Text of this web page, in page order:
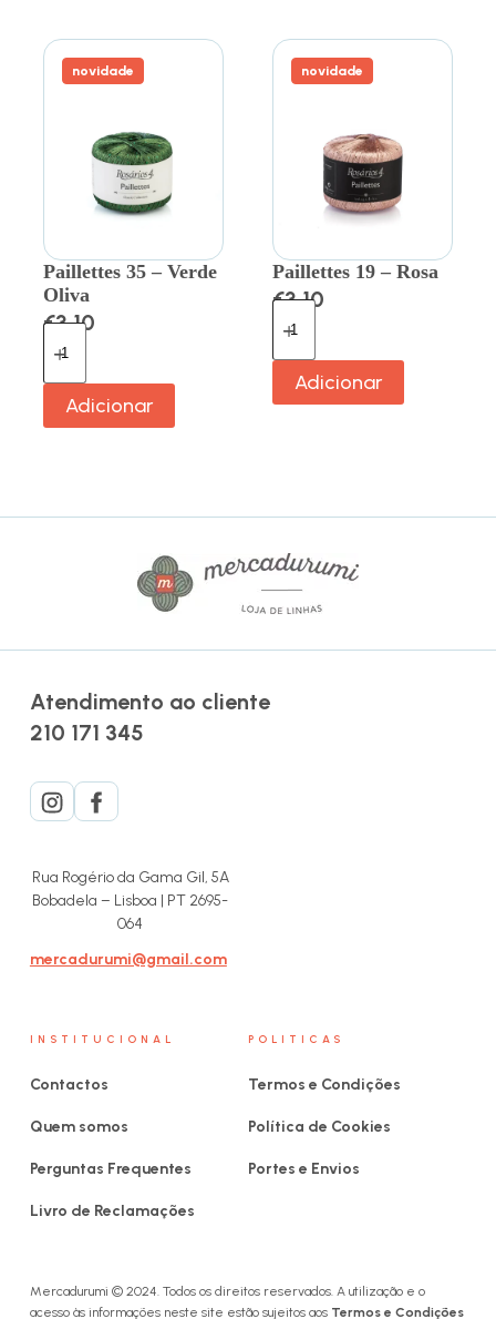
novidade
Paillettes 35 – Verde
Oliva
€3.10
Adicionar
novidade
Paillettes 19 – Rosa
€3.10
Adicionar
Atendimento ao cliente
210 171 345
Rua Rogério da Gama Gil, 5A
Bobadela – Lisboa | PT 2695-
064
mercadurumi@gmail.com
INSTITUCIONAL
Contactos
Quem somos
Perguntas Frequentes
Livro de Reclamações
POLITICAS
Termos e Condições
Política de Cookies
Portes e Envios
Mercadurumi © 2024. Todos os direitos reservados. A utilização e o
acesso às informações neste site estão sujeitos aos Termos e Condições